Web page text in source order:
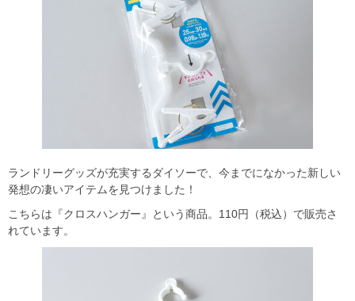
ランドリーグッズが充実するダイソーで、今までになかった新しい
発想の凄いアイテムを見つけました！
こちらは『クロスハンガー』という商品。110円（税込）で販売さ
れています。